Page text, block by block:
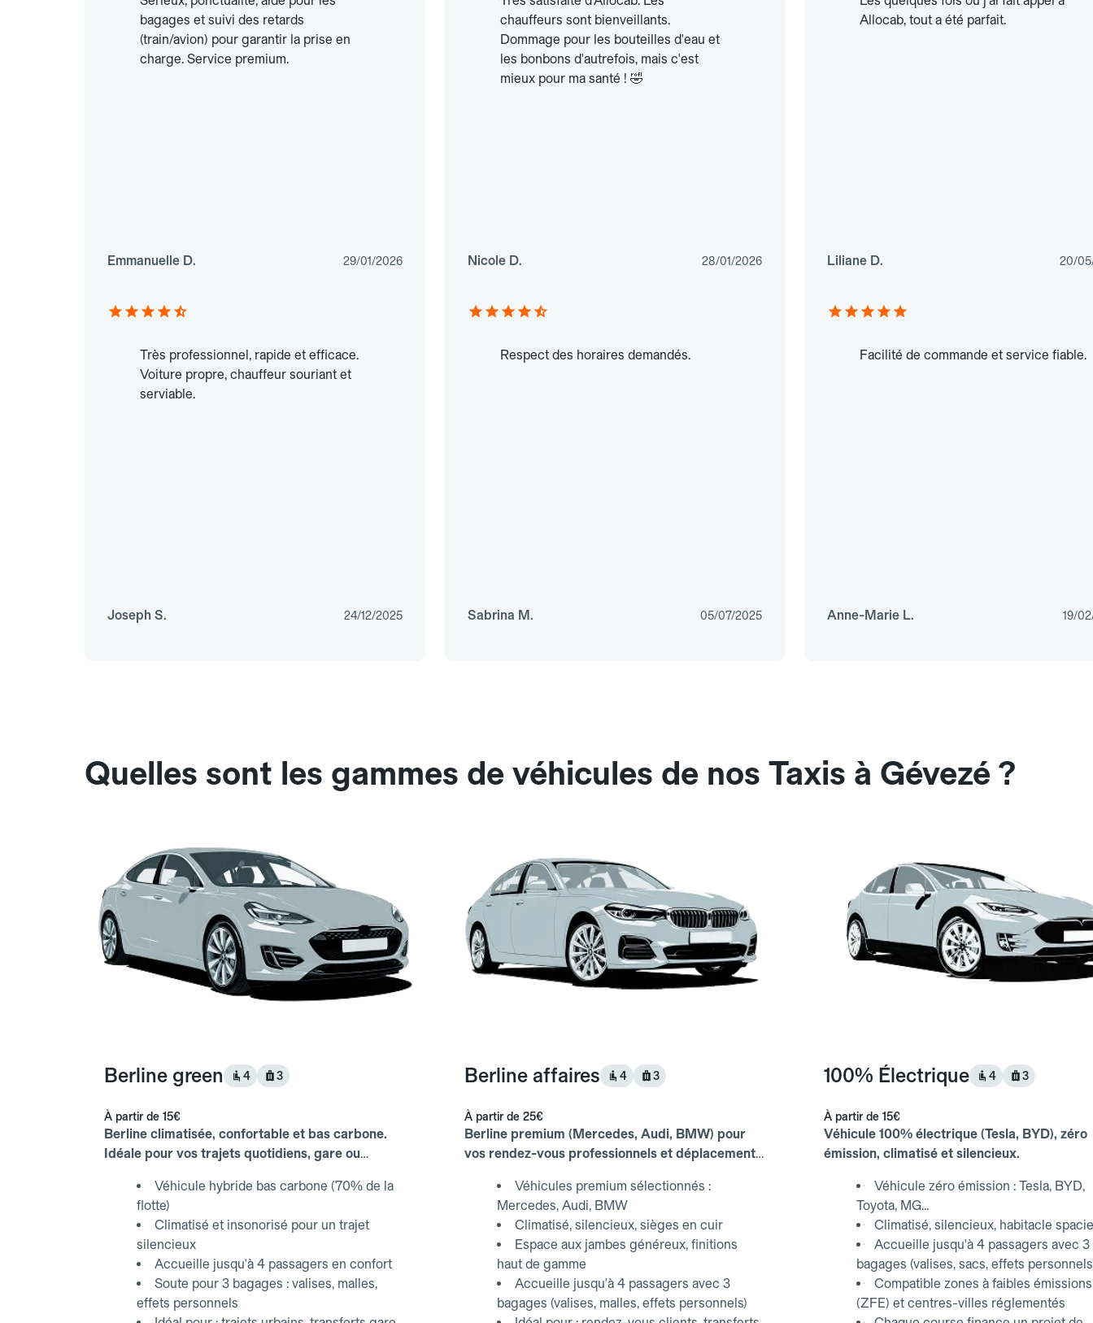
bagages et suivi des retards
(train/avion) pour garantir la prise en
charge. Service premium.
Emmanuelle D. 29/01/2026
chauffeurs sont bienveillants.
Dommage pour les bouteilles d'eau et
les bonbons d'autrefois, mais c'est
mieux pour ma santé ! 🤣
Nicole D. 28/01/2026
Allocab, tout a été parfait.
Liliane D. 20/
Très professionnel, rapide et efficace.
Voiture propre, chauffeur souriant et
serviable.
Joseph S. 24/12/2025
Respect des horaires demandés.
Sabrina M. 05/07/2025
Facilité de commande et service fiable.
Anne-Marie L. 19/
Quelles sont les gammes de véhicules de nos Taxis à Gévezé ?
Berline green 4 3
À partir de 15€
Berline climatisée, confortable et bas carbone.
Idéale pour vos trajets quotidiens, gare ou
Véhicule hybride bas carbone (70% de la
flotte)
Climatisé et insonorisé pour un trajet
silencieux
Accueille jusqu'à 4 passagers en confort
Soute pour 3 bagages : valises, malles,
effets personnels
Berline affaires 4 3
À partir de 25€
Berline premium (Mercedes, Audi, BMW) pour
vos rendez-vous professionnels et déplacements
Véhicules premium sélectionnés :
Mercedes, Audi, BMW
Climatisé, silencieux, sièges en cuir
Espace aux jambes généreux, finitions
haut de gamme
Accueille jusqu'à 4 passagers avec 3
bagages (valises, malles, effets personnels)
100% Électrique 4 3
À partir de 15€
Véhicule 100% électrique (Tesla, BYD), zéro
émission, climatisé et silencieux.
Véhicule zéro émission : Tesla, BYD,
Toyota, MG...
Climatisé, silencieux, habitacle
Accueille jusqu'à 4 passagers avec 3
bagages (valises, sacs, effets
Compatible zones à faibles émissions
(ZFE) et centres-villes réglementés